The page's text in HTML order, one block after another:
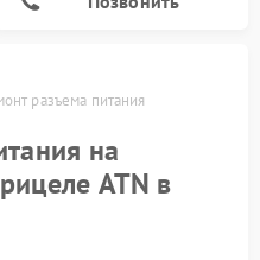
разъема питания
на
ATN в